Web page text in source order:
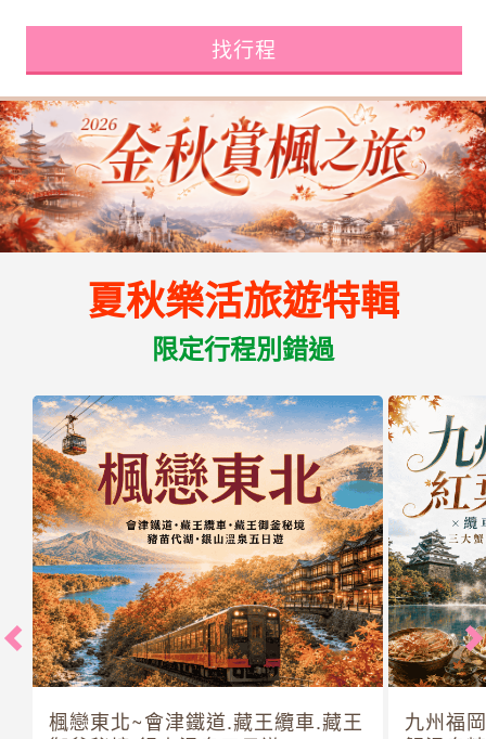
找行程
夏秋樂活旅遊特輯
限定行程別錯過
楓戀東北~會津鐵道.藏王纜車.藏王
九州福